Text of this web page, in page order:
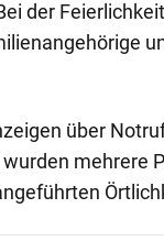
der
über
mehrere